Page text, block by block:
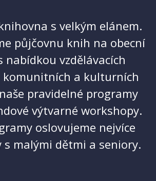
s velkým elánem.
půjčovnu knih na obecní
nabídkou vzdělávacích
komunitních a kulturních
pravidelné programy
výtvarné workshopy.
oslovujeme nejvíce
malými dětmi a seniory.